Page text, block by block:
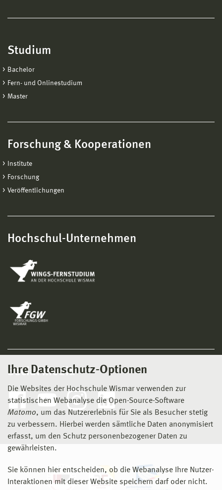
Ihre Datenschutz-Optionen
Die Websites der Hochschule Wismar verwenden zur
statistischen Webanalyse die Open-Source-Software
Matomo, um das Nutzererlebnis für Sie als Besucher stetig
zu verbessern. Hierbei werden sämtliche Daten anonymisiert
erfasst, um den Schutz personenbezogener Daten zu
gewährleisten.
Sie können hier entscheiden, ob die Webanalyse Ihre Nutzer-
Interaktionen mit dieser Website speichern darf oder nicht.
Studium
Bachelor
Fern- und Onlinestudium
Master
Forschung & Kooperationen
Institute
Forschung
Veröffentlichungen
Hochschul-Unternehmen
Social Media